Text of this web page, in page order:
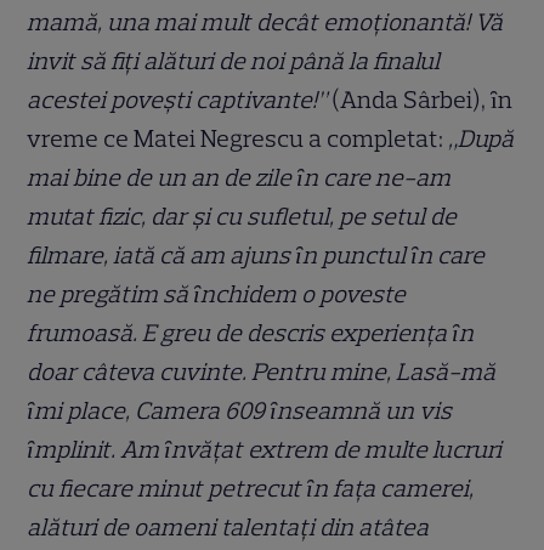
mamă, una mai mult decât emoţionantă! Vă
invit să fiţi alături de noi până la finalul
acestei povești captivante!”(Anda Sârbei), ȋn
vreme ce Matei Negrescu a completat: „După
mai bine de un an de zile ȋn care ne-am
mutat fizic, dar și cu sufletul, pe setul de
filmare, iată că am ajuns ȋn punctul ȋn care
ne pregătim să ȋnchidem o poveste
frumoasă. E greu de descris experienţa ȋn
doar câteva cuvinte. Pentru mine, Lasă-mă
ȋmi place, Camera 609 ȋnseamnă un vis
ȋmplinit. Am ȋnvăţat extrem de multe lucruri
cu fiecare minut petrecut ȋn faţa camerei,
alături de oameni talentaţi din atâtea